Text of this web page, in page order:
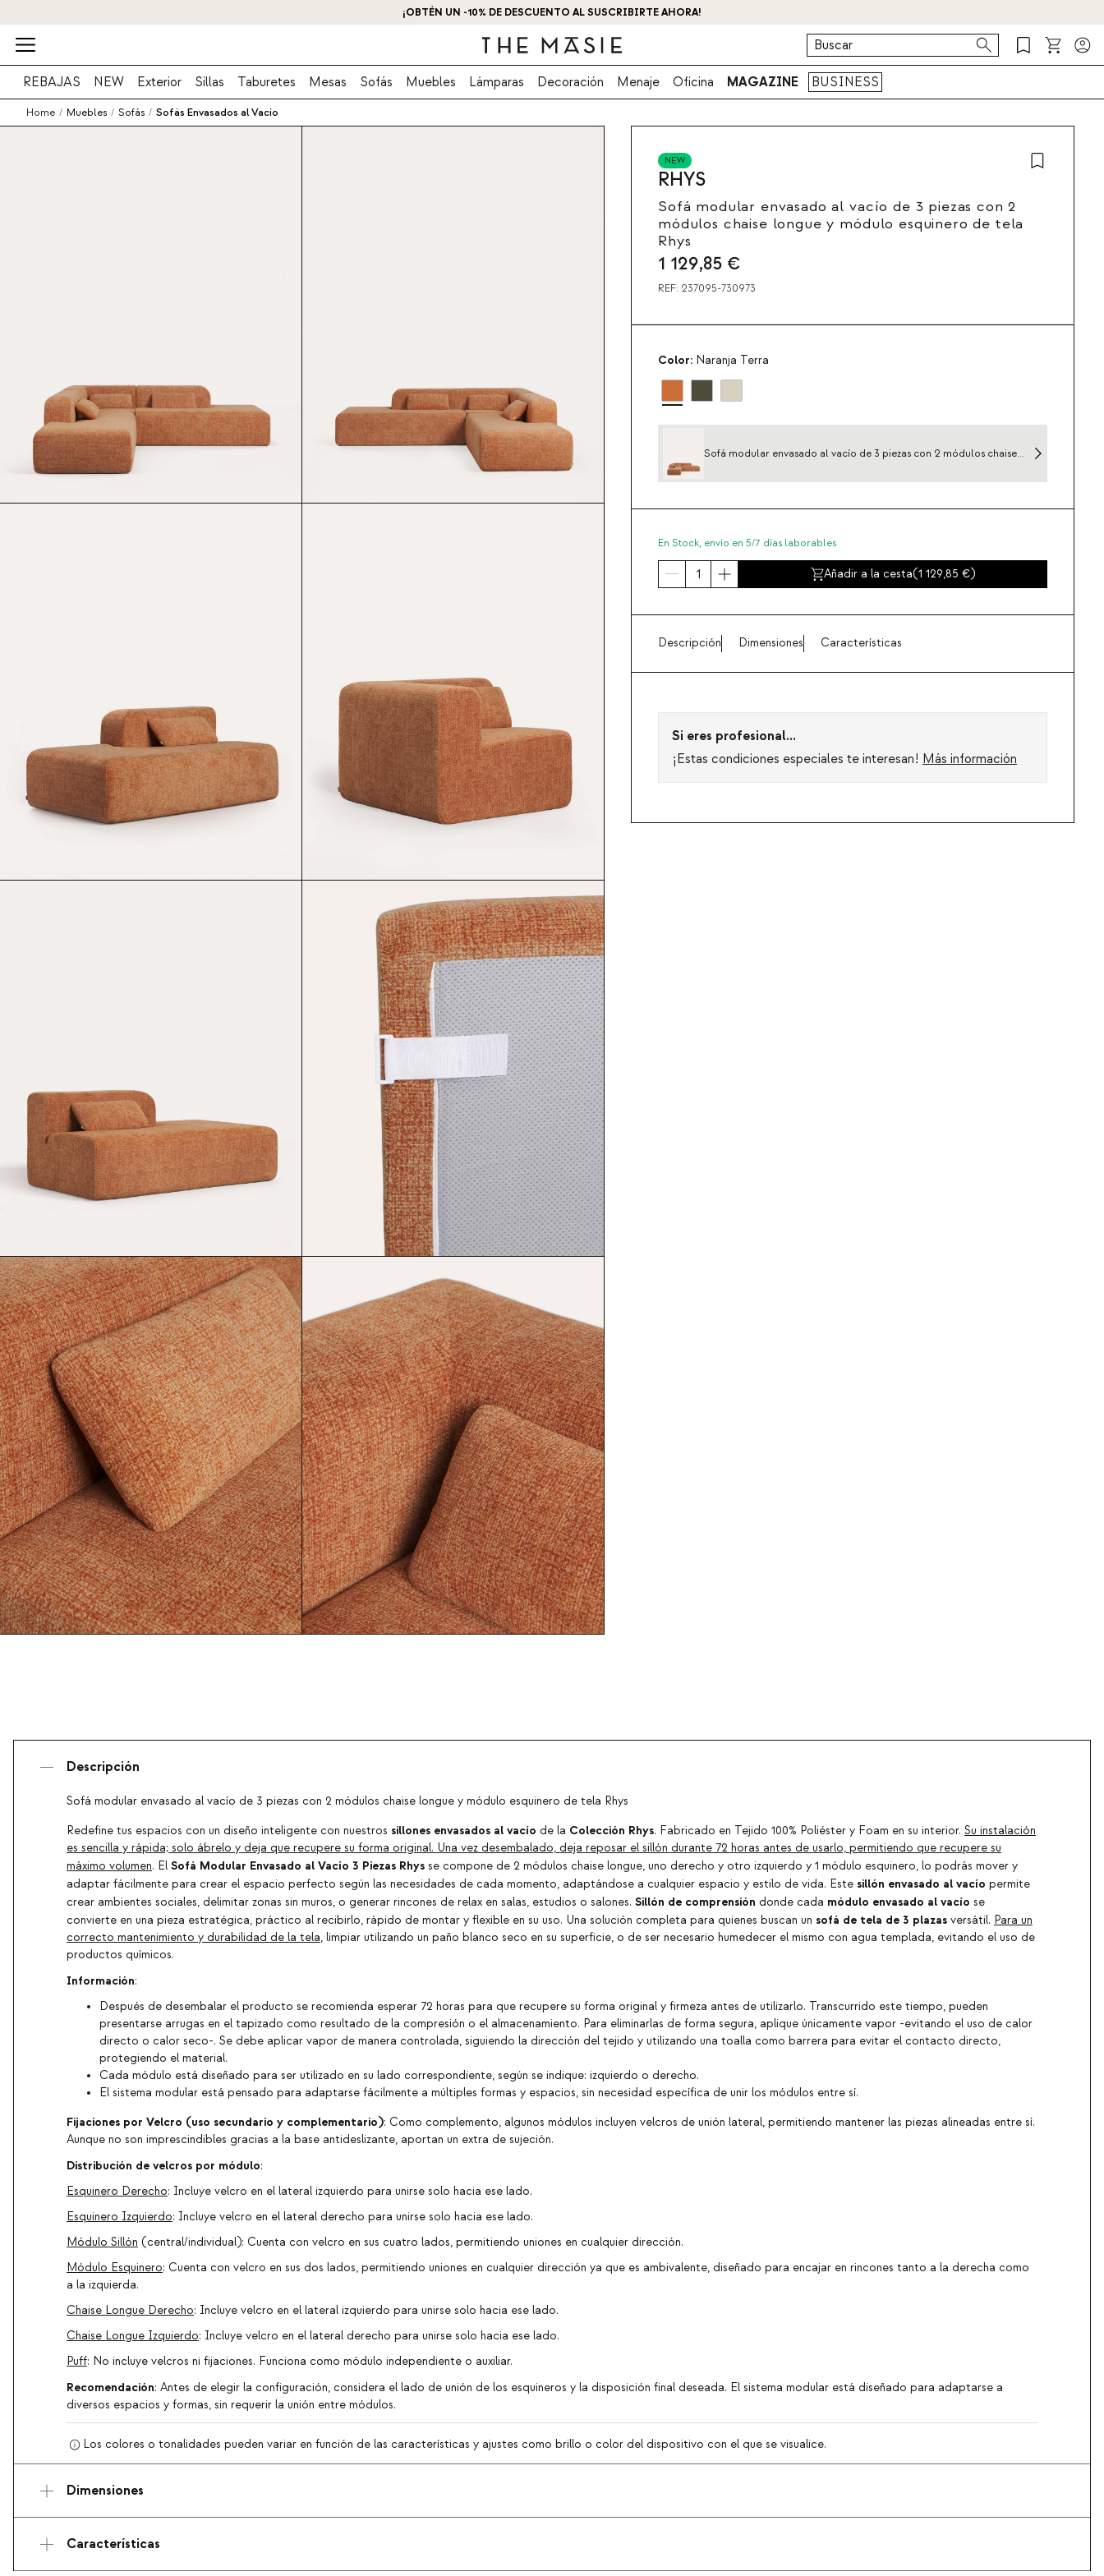
¡OBTÉN UN -10% DE DESCUENTO AL SUSCRIBIRTE AHORA!
REBAJAS NEW Exterior Sillas Taburetes Mesas Sofás Muebles Lámparas Decoración Menaje Oficina MAGAZINE BUSINESS
Home / Muebles / Sofás / Sofás Envasados al Vacío
NEW
RHYS
Sofá modular envasado al vacío de 3 piezas con 2
módulos chaise longue y módulo esquinero de tela
Rhys
1 129,85 €
REF: 237095-730973
Color: Naranja Terra
Sofá modular envasado al vacío de 3 piezas con 2 módulos chaise
En Stock, envío en 5/7 días laborables
Añadir a la cesta(1 129,85 )
Descripción Dimensiones Características
Si eres profesional...
¡Estas condiciones especiales te interesan! Más información
Descripción
Sofá modular envasado al vacío de 3 piezas con 2 módulos chaise longue y módulo esquinero de tela Rhys
Redefine tus espacios con un diseño inteligente con nuestros sillones envasados al vacío de la Colección Rhys. Fabricado en Tejido 100% Poliéster y Foam en su interior. Su instalación
es sencilla y rápida; solo ábrelo y deja que recupere su forma original. Una vez desembalado, deja reposar el sillón durante 72 horas antes de usarlo, permitiendo que recupere su
máximo volumen. El Sofá Modular Envasado al Vacío 3 Piezas Rhys se compone de 2 módulos chaise longue, uno derecho y otro izquierdo y 1 módulo esquinero, lo podrás mover y
adaptar fácilmente para crear el espacio perfecto según las necesidades de cada momento, adaptándose a cualquier espacio y estilo de vida. Este sillón envasado al vacío permite
crear ambientes sociales, delimitar zonas sin muros, o generar rincones de relax en salas, estudios o salones. Sillón de comprensión donde cada módulo envasado al vacío se
convierte en una pieza estratégica, práctico al recibirlo, rápido de montar y flexible en su uso. Una solución completa para quienes buscan un sofá de tela de 3 plazas versátil. Para un
correcto mantenimiento y durabilidad de la tela, limpiar utilizando un paño blanco seco en su superficie, o de ser necesario humedecer el mismo con agua templada, evitando el uso de
productos químicos.
Información:
Después de desembalar el producto se recomienda esperar 72 horas para que recupere su forma original y firmeza antes de utilizarlo. Transcurrido este tiempo, pueden
presentarse arrugas en el tapizado como resultado de la compresión o el almacenamiento. Para eliminarlas de forma segura, aplique únicamente vapor -evitando el uso de calor
directo o calor seco-. Se debe aplicar vapor de manera controlada, siguiendo la dirección del tejido y utilizando una toalla como barrera para evitar el contacto directo,
protegiendo el material.
Cada módulo está diseñado para ser utilizado en su lado correspondiente, según se indique: izquierdo o derecho.
El sistema modular está pensado para adaptarse fácilmente a múltiples formas y espacios, sin necesidad específica de unir los módulos entre sí.
Fijaciones por Velcro (uso secundario y complementario): Como complemento, algunos módulos incluyen velcros de unión lateral, permitiendo mantener las piezas alineadas entre sí.
Aunque no son imprescindibles gracias a la base antideslizante, aportan un extra de sujeción.
Distribución de velcros por módulo:
Esquinero Derecho: Incluye velcro en el lateral izquierdo para unirse solo hacia ese lado.
Esquinero Izquierdo: Incluye velcro en el lateral derecho para unirse solo hacia ese lado.
Módulo Sillón (central/individual): Cuenta con velcro en sus cuatro lados, permitiendo uniones en cualquier dirección.
Módulo Esquinero: Cuenta con velcro en sus dos lados, permitiendo uniones en cualquier dirección ya que es ambivalente, diseñado para encajar en rincones tanto a la derecha como
a la izquierda.
Chaise Longue Derecho: Incluye velcro en el lateral izquierdo para unirse solo hacia ese lado.
Chaise Longue Izquierdo: Incluye velcro en el lateral derecho para unirse solo hacia ese lado.
Puff: No incluye velcros ni fijaciones. Funciona como módulo independiente o auxiliar.
Recomendación: Antes de elegir la configuración, considera el lado de unión de los esquineros y la disposición final deseada. El sistema modular está diseñado para adaptarse a
diversos espacios y formas, sin requerir la unión entre módulos.
Los colores o tonalidades pueden variar en función de las características y ajustes como brillo o color del dispositivo con el que se visualice.
Dimensiones
Características